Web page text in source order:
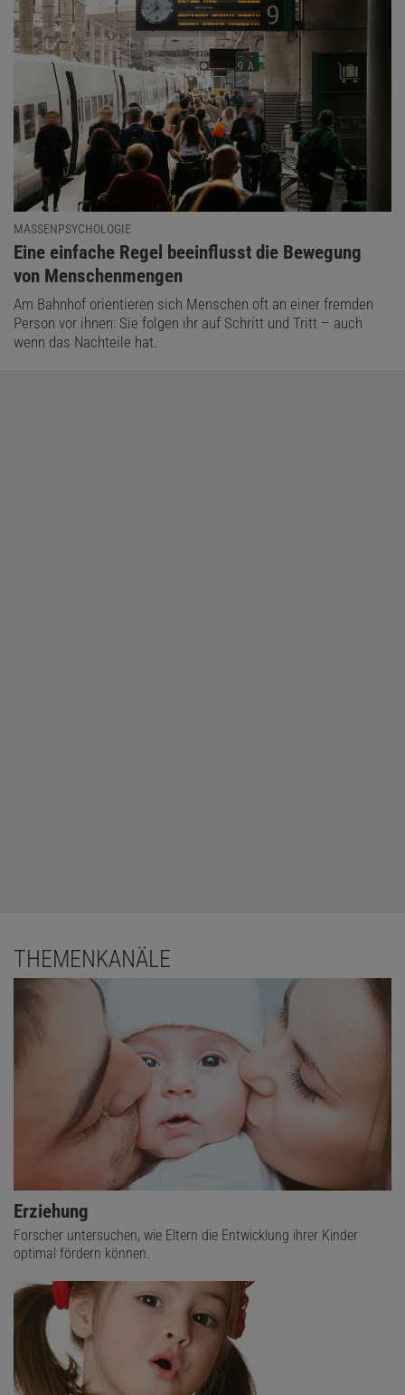
MASSENPSYCHOLOGIE
:
Eine einfache Regel beeinflusst die Bewegung
von Menschenmengen
Am Bahnhof orientieren sich Menschen oft an einer fremden
Person vor ihnen: Sie folgen ihr auf Schritt und Tritt – auch
wenn das Nachteile hat.
THEMENKANÄLE
Erziehung
Forscher untersuchen, wie Eltern die Entwicklung ihrer Kinder
optimal fördern können.